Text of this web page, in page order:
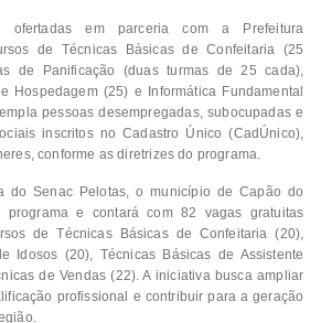
ofertadas em parceria com a Prefeitura
de Técnicas Básicas de Confeitaria (25
de Panificação (duas turmas de 25 cada),
Hospedagem (25) e Informática Fundamental
pessoas desempregadas, subocupadas e
inscritos no Cadastro Único (CadÚnico),
conforme as diretrizes do programa.
do Senac Pelotas, o município de Capão do
programa e contará com 82 vagas gratuitas
de Técnicas Básicas de Confeitaria (20),
Idosos (20), Técnicas Básicas de Assistente
de Vendas (22). A iniciativa busca ampliar
profissional e contribuir para a geração